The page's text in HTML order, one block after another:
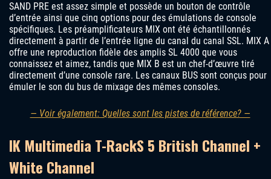
SAND PRE est assez simple et possède un bouton de contrôle
d’entrée ainsi que cinq options pour des émulations de console
spécifiques. Les préamplificateurs MIX ont été échantillonnés
directement à partir de l’entrée ligne du canal du canal SSL. MIX A
offre une reproduction fidèle des amplis SL 4000 que vous
connaissez et aimez, tandis que MIX B est un chef-d’œuvre tiré
directement d’une console rare. Les canaux BUS sont conçus pour
émuler le son du bus de mixage des mêmes consoles.
— Voir également: Quelles sont les pistes de référence? —
IK Multimedia T-RackS 5 British Channel +
White Channel